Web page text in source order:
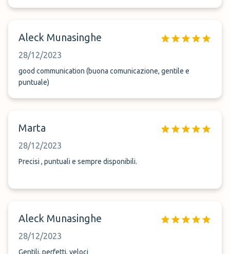
Aleck Munasinghe
28/12/2023
good communication (buona comunicazione, gentile e
puntuale)
Marta
28/12/2023
Precisi , puntuali e sempre disponibili.
Aleck Munasinghe
28/12/2023
Gentili, perfetti, veloci